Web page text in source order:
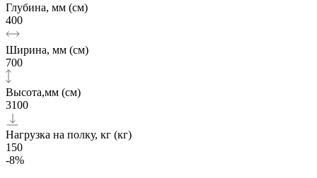
Глубина, мм (см)
400
Ширина, мм (см)
700
Высота,мм (см)
3100
Нагрузка на полку, кг (кг)
150
-8%